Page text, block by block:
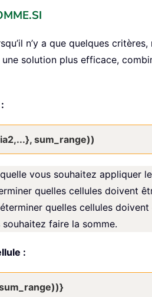
n’y a que quelques
solution plus efficace,
sum_range))
vous souhaitez appliquer
quelles cellules doivent
quelles cellules
faire la somme.
: